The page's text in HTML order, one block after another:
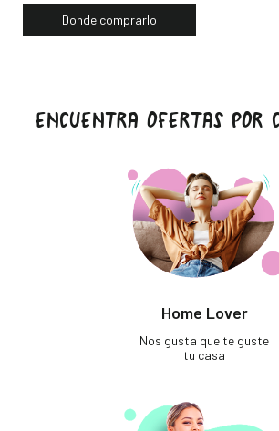
Donde comprarlo
ENCUENTRA OFERTAS POR
Home Lover
Nos gusta que te guste
tu casa